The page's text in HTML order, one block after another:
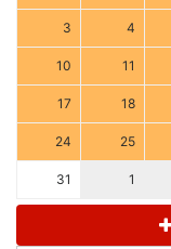
3 4
10 11
17 18
24 25
31 1